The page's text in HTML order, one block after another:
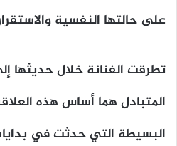
على حالتها النفسية
تطرقت الفنانة خلال حديثها
المتبادل هما أساس هذه
البسيطة التي حدثت في